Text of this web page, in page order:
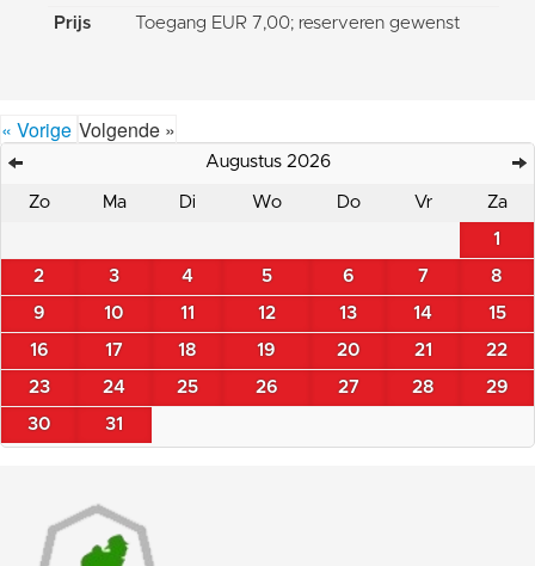
Prijs
Toegang EUR 7,00; reserveren gewenst
« Vorige Volgende »
Augustus 2026
Zo Ma Di Wo Do Vr Za
1
2 3 4 5 6 7 8
9 10 11 12 13 14 15
16 17 18 19 20 21 22
23 24 25 26 27 28 29
30 31